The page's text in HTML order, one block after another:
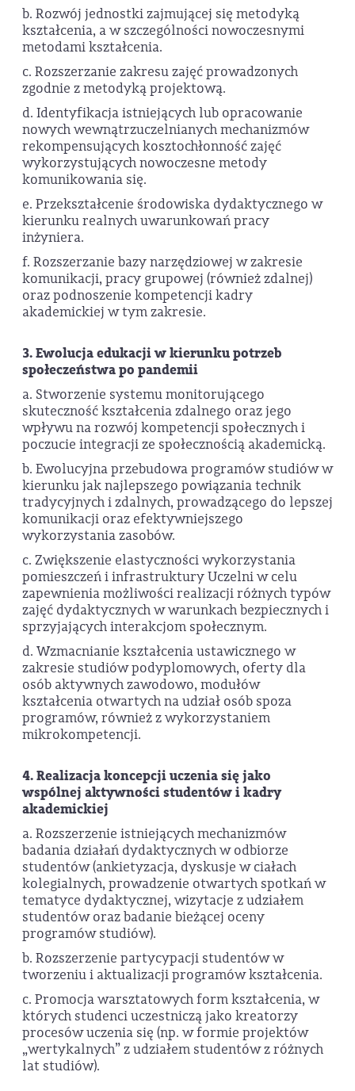
b. Rozwój jednostki zajmującej się metodyką
kształcenia, a w szczególności nowoczesnymi
metodami kształcenia.
c. Rozszerzanie zakresu zajęć prowadzonych
zgodnie z metodyką projektową.
d. Identyfikacja istniejących lub opracowanie
nowych wewnątrzuczelnianych mechanizmów
rekompensujących kosztochłonność zajęć
wykorzystujących nowoczesne metody
komunikowania się.
e. Przekształcenie środowiska dydaktycznego w
kierunku realnych uwarunkowań pracy
inżyniera.
f. Rozszerzanie bazy narzędziowej w zakresie
komunikacji, pracy grupowej (również zdalnej)
oraz podnoszenie kompetencji kadry
akademickiej w tym zakresie.
3. Ewolucja edukacji w kierunku potrzeb
społeczeństwa po pandemii
a. Stworzenie systemu monitorującego
skuteczność kształcenia zdalnego oraz jego
wpływu na rozwój kompetencji społecznych i
poczucie integracji ze społecznością akademicką.
b. Ewolucyjna przebudowa programów studiów w
kierunku jak najlepszego powiązania technik
tradycyjnych i zdalnych, prowadzącego do lepszej
komunikacji oraz efektywniejszego
wykorzystania zasobów.
c. Zwiększenie elastyczności wykorzystania
pomieszczeń i infrastruktury Uczelni w celu
zapewnienia możliwości realizacji różnych typów
zajęć dydaktycznych w warunkach bezpiecznych i
sprzyjających interakcjom społecznym.
d. Wzmacnianie kształcenia ustawicznego w
zakresie studiów podyplomowych, oferty dla
osób aktywnych zawodowo, modułów
kształcenia otwartych na udział osób spoza
programów, również z wykorzystaniem
mikrokompetencji.
4. Realizacja koncepcji uczenia się jako
wspólnej aktywności studentów i kadry
akademickiej
a. Rozszerzenie istniejących mechanizmów
badania działań dydaktycznych w odbiorze
studentów (ankietyzacja, dyskusje w ciałach
kolegialnych, prowadzenie otwartych spotkań w
tematyce dydaktycznej, wizytacje z udziałem
studentów oraz badanie bieżącej oceny
programów studiów).
b. Rozszerzenie partycypacji studentów w
tworzeniu i aktualizacji programów kształcenia.
c. Promocja warsztatowych form kształcenia, w
których studenci uczestniczą jako kreatorzy
procesów uczenia się (np. w formie projektów
„wertykalnych” z udziałem studentów z różnych
lat studiów).